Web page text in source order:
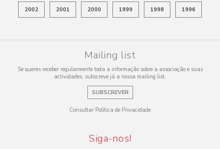
2002 2001 2000 1999 1998 1996
Mailing list
Se queres receber regularmente toda a informação sobre a associação e suas
actividades, subscreve já a nossa mailing list.
SUBSCREVER
Consultar Política de Privacidade
Siga-nos!